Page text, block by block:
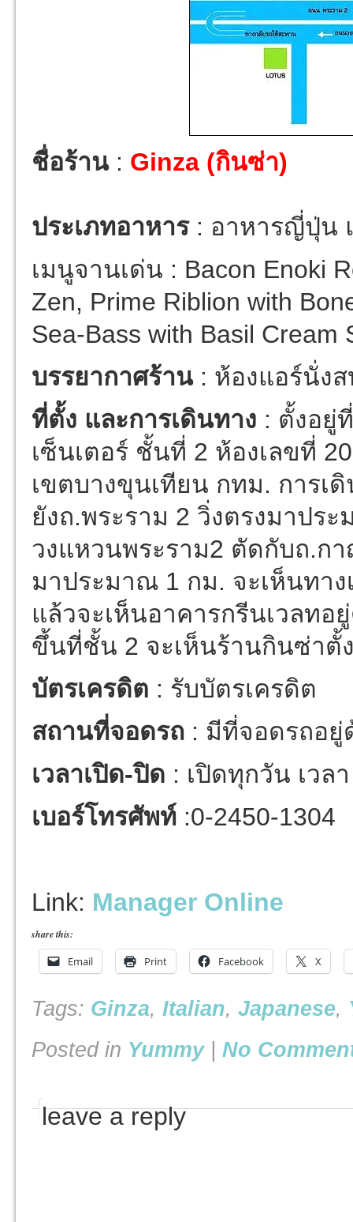
ชื่อร้าน: Ginza (กินซ่า)
ประเภทอาหาร: อาหารญี่ปุ่น
เมนูจานเด่น : Bacon Enoki
Zen, Prime Riblion with
Sea-Bass with Basil Cream
บรรยากาศร้าน: ห้องแอร์นั่งส
ที่ตั้ง และการเดินทาง : ตั้งอยู่
เซ็นเตอร์ ชั้นที่ 2 ห้องเลขที่
เขตบางขุนเทียน กทม. การเ
ยังถ.พระราม 2 วิ่งตรงมาปร
วงแหวนพระราม2 ตัดกับถ.ก
มาประมาณ 1 กม. จะเห็นทาง
แล้วจะเห็นอาคารกรีนเวลท
ขึ้นที่ชั้น 2 จะเห็นร้านกินซ่าตั้
บัตรเครดิต : รับบัตรเครดิต
สถานที่จอดรถ : มีที่จอดรถอยู่
เวลาเปิด-ปิด : เปิดทุกวัน เวล
เบอร์โทรศัพท์ :0-2450-1304
Link: Manager Online
share this:
Email Print Facebook X
Tags: Ginza, Italian, Japanese,
Posted in Yummy| No
leave a reply